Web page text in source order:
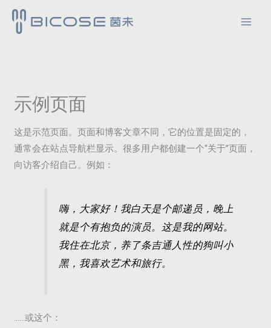
示例页面
这是示范页面。页面和博客文章不同，它的位置是固定的，
通常会在站点导航栏显示。很多用户都创建一个“关于”页面，
向访客介绍自己。例如：
嗨，大家好！我白天是个邮递员，晚上
就是个有抱负的演员。这是我的网站。
我住在北京，养了条吉通人性的狗叫小
黑，我喜欢艺术和旅行。
……或这个：